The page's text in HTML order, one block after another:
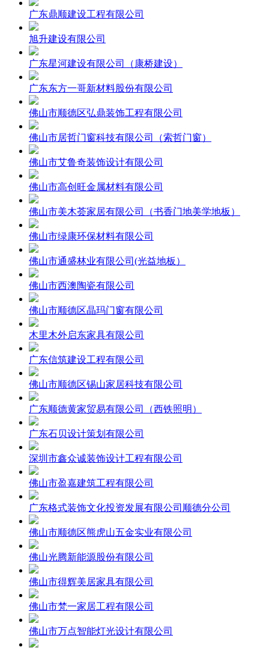
广东鼎顺建设工程有限公司
旭升建设有限公司
广东星河建设有限公司（康桥建设）
广东东方一哥新材料股份有限公司
佛山市顺德区弘鼎装饰工程有限公司
佛山市居哲门窗科技有限公司（索哲门窗）
佛山市艾鲁奇装饰设计有限公司
佛山市高创旺金属材料有限公司
佛山市美木荟家居有限公司（书香门地美学地板）
佛山市绿康环保材料有限公司
佛山市通盛林业有限公司(光益地板）
佛山市西澳陶瓷有限公司
佛山市顺德区晶玛门窗有限公司
木里木外启东家具有限公司
广东信筑建设工程有限公司
佛山市顺德区锡山家居科技有限公司
广东顺德黄家贸易有限公司（西铁照明）
广东石贝设计策划有限公司
深圳市鑫众诚装饰设计工程有限公司
佛山市盈嘉建筑工程有限公司
广东格式装饰文化投资发展有限公司顺德分公司
佛山市顺德区熊虎山五金实业有限公司
佛山光腾新能源股份有限公司
佛山市得辉美居家具有限公司
佛山市梵一家居工程有限公司
佛山市万点智能灯光设计有限公司